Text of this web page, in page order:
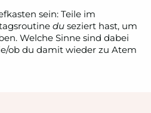
sein: Teile im
du seziert hast, um
Welche Sinne sind dabei
ob du damit wieder zu Atem